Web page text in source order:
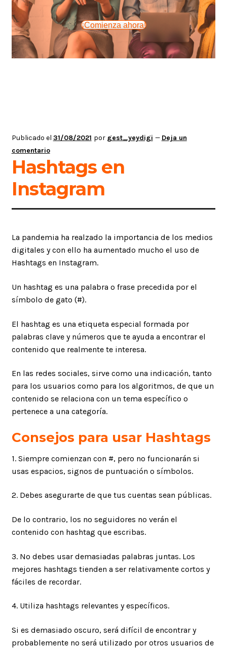
¡Comienza ahora!
Publicado el 31/08/2021 por gest_yeydigi — Deja un
comentario
Hashtags en
Instagram
La pandemia ha realzado la importancia de los medios
digitales y con ello ha aumentado mucho el uso de
Hashtags en Instagram.
Un hashtag es una palabra o frase precedida por el
símbolo de gato (#).
El hashtag es una etiqueta especial formada por
palabras clave y números que te ayuda a encontrar el
contenido que realmente te interesa.
En las redes sociales, sirve como una indicación, tanto
para los usuarios como para los algoritmos, de que un
contenido se relaciona con un tema específico o
pertenece a una categoría.
Consejos para usar Hashtags
1. Siempre comienzan con #, pero no funcionarán si
usas espacios, signos de puntuación o símbolos.
2. Debes asegurarte de que tus cuentas sean públicas.
De lo contrario, los no seguidores no verán el
contenido con hashtag que escribas.
3. No debes usar demasiadas palabras juntas. Los
mejores hashtags tienden a ser relativamente cortos y
fáciles de recordar.
4. Utiliza hashtags relevantes y específicos.
Si es demasiado oscuro, será difícil de encontrar y
probablemente no será utilizado por otros usuarios de